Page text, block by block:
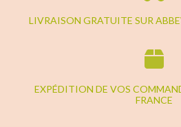
LIVRAISON GRATUITE SUR
EXPÉDITION DE VOS
FRANCE